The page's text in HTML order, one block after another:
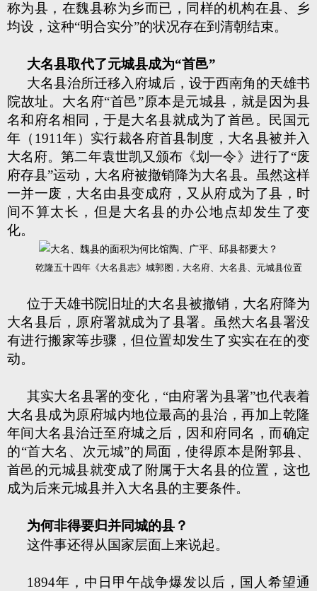
称为县，在魏县称为乡而已，同样的机构在县、乡
均设，这种“明合实分”的状况存在到清朝结束。
大名县取代了元城县成为“首邑”
大名县治所迁移入府城后，设于西南角的天雄书
院故址。大名府“首邑”原本是元城县，就是因为县
名和府名相同，于是大名县就成为了首邑。民国元
年（1911年）实行裁各府首县制度，大名县被并入
大名府。第二年袁世凯又颁布《划一令》进行了“废
府存县”运动，大名府被撤销降为大名县。虽然这样
一并一废，大名由县变成府，又从府成为了县，时
间不算太长，但是大名县的办公地点却发生了变
化。
乾隆五十四年《大名县志》城郭图，大名府、大名县、元城县位置
位于天雄书院旧址的大名县被撤销，大名府降为
大名县后，原府署就成为了县署。虽然大名县署没
有进行搬家等步骤，但位置却发生了实实在在的变
动。
其实大名县署的变化，“由府署为县署”也代表着
大名县成为原府城内地位最高的县治，再加上乾隆
年间大名县治迁至府城之后，因和府同名，而确定
的“首大名、次元城”的局面，使得原本是附郭县、
首邑的元城县就变成了附属于大名县的位置，这也
成为后来元城县并入大名县的主要条件。
为何非得要归并同城的县？
这件事还得从国家层面上来说起。
1894年，中日甲午战争爆发以后，国人希望通